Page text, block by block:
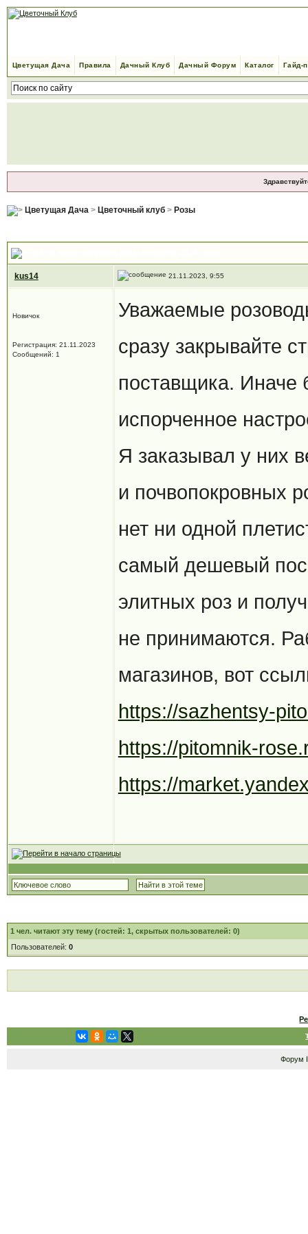
Цветущая Дача Правила Дачный Клуб Дачный Форум Каталог Гайд-
Цветущая Дача> Цветочный клуб> Розы
kus14 21.11.2023, 9:55
Новичок
Регистрация: 21.11.2023
Сообщений: 1
Уважаемые
сразу закрывайте
поставщика. Иначе
испорченное
Я заказывал у них
и почвопокровных
нет ни одной
самый дешевый
элитных роз и
не принимаются.
магазинов, вот
https://sazhentsy-
https://pitomnik-
https://
1 чел. читают эту тему (гостей: 1, скрытых пользователей: 0)
Пользователей: 0
Форум